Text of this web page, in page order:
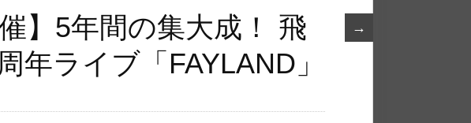
→
】5年間の集大成！ 飛
年ライブ「FAYLAND」